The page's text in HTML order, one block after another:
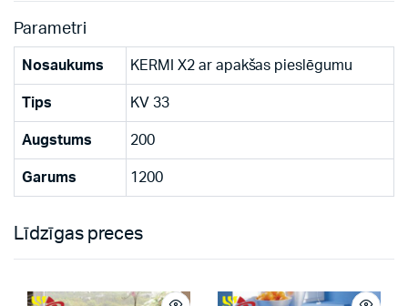
Parametri
Nosaukums KERMI X2 ar apakšas pieslēgumu
Tips KV 33
Augstums 200
Garums 1200
Līdzīgas preces